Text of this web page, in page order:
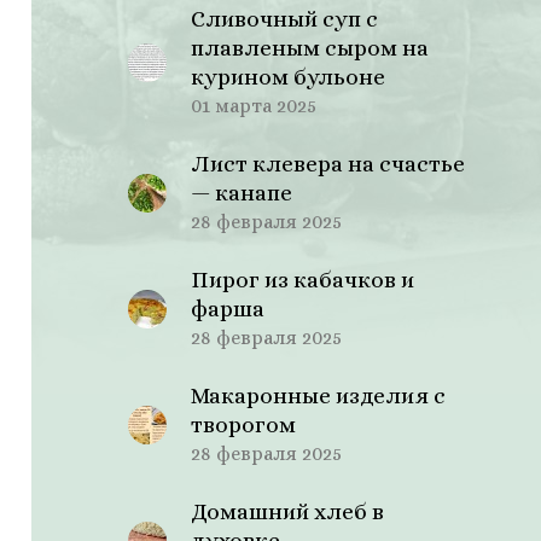
Сливочный суп с
плавленым сыром на
курином бульоне
01 марта 2025
Лист клевера на счастье
— канапе
28 февраля 2025
Пирог из кабачков и
фарша
28 февраля 2025
Макаронные изделия с
творогом
28 февраля 2025
Домашний хлеб в